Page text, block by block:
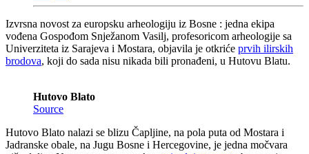
Izvrsna novost za europsku arheologiju iz Bosne : jedna ekipa
vođena Gospođom Snježanom Vasilj, profesoricom arheologije sa
Univerziteta iz Sarajeva i Mostara, objavila je otkriće prvih ilirskih
brodova, koji do sada nisu nikada bili pronađeni, u Hutovu Blatu.
Hutovo Blato
Source
Hutovo Blato nalazi se blizu Čapljine, na pola puta od Mostara i
Jadranske obale, na Jugu Bosne i Hercegovine, je jedna močvara